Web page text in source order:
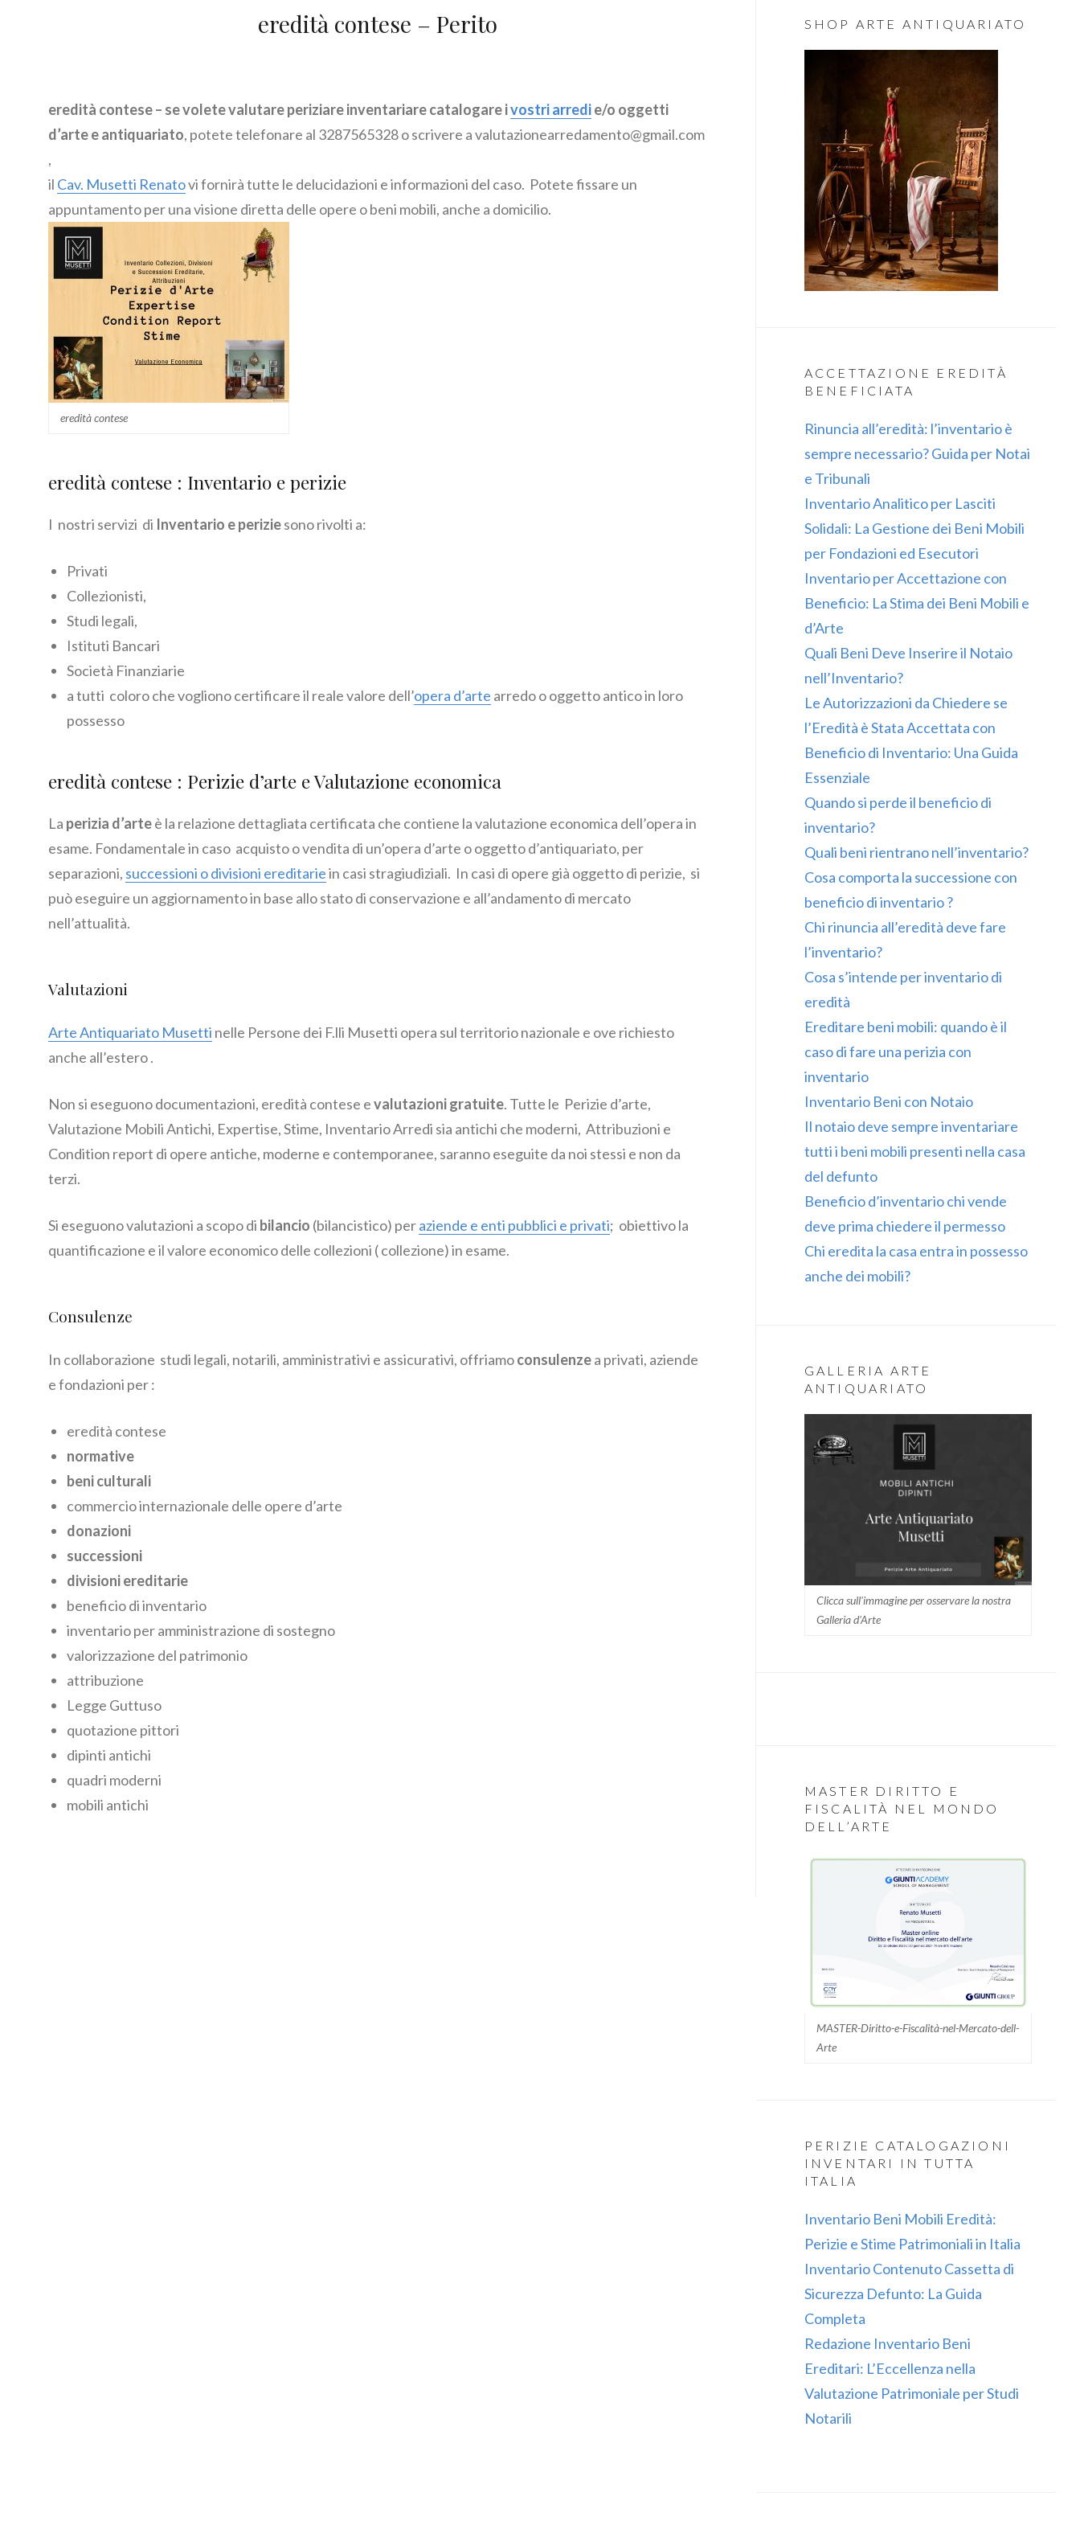
eredità contese – Perito
eredità contese – se volete valutare periziare inventariare catalogare ivostri arredie/o oggetti
d’arte e antiquariato, potete telefonare al 3287565328 o scrivere a valutazionearredamento@gmail.com
,
il Cav. Musetti Renatovi fornirà tutte le delucidazioni e informazioni del caso. Potete fissare un
appuntamento per una visione diretta delle opere o beni mobili, anche a domicilio.
eredità contese
eredità contese : Inventario e perizie
I nostri servizi di Inventario e periziesono rivolti a:
Privati
Collezionisti,
Studi legali,
Istituti Bancari
Società Finanziarie
a tutti coloro che vogliono certificare il reale valore dell’opera d’arte arredo o oggetto antico in loro
possesso
eredità contese : Perizie d’arte e Valutazione economica
La perizia d’arteè la relazione dettagliata certificata che contiene la valutazione economica dell’opera in
esame. Fondamentale in caso acquisto o vendita di un’opera d’arte o oggetto d’antiquariato, per
separazioni, successioni o divisioni ereditariein casi stragiudiziali. In casi di opere già oggetto di perizie, si
può eseguire un aggiornamento in base allo stato di conservazione e all’andamento di mercato
nell’attualità.
Valutazioni
Arte Antiquariato Musetti nelle Persone dei F.lli Musetti opera sul territorio nazionale e ove richiesto
anche all’estero .
Non si eseguono documentazioni, eredità contese evalutazioni gratuite. Tutte le Perizie d’arte,
Valutazione Mobili Antichi, Expertise, Stime, Inventario Arredi sia antichi che moderni, Attribuzioni e
Condition report di opere antiche, moderne e contemporanee, saranno eseguite da noi stessi e non da
terzi.
Si eseguono valutazioni a scopo di bilancio (bilancistico) peraziende e enti pubblici e privati; obiettivo la
quantificazione e il valore economico delle collezioni ( collezione) in esame.
Consulenze
In collaborazione studi legali, notarili, amministrativi e assicurativi, offriamoconsulenzea privati, aziende
e fondazioni per :
eredità contese
normative
beni culturali
commercio internazionale delle opere d’arte
donazioni
successioni
divisioni ereditarie
beneficio di inventario
inventario per amministrazione di sostegno
valorizzazione del patrimonio
attribuzione
Legge Guttuso
quotazione pittori
dipinti antichi
quadri moderni
mobili antichi
SHOP ARTE ANTIQUARIATO
ACCETTAZIONE EREDITÀ
BENEFICIATA
Rinuncia all’eredità: l’inventario è
sempre necessario? Guida per Notai
e Tribunali
Inventario Analitico per Lasciti
Solidali: La Gestione dei Beni Mobili
per Fondazioni ed Esecutori
Inventario per Accettazione con
Beneficio: La Stima dei Beni Mobili e
d’Arte
Quali Beni Deve Inserire il Notaio
nell’Inventario?
Le Autorizzazioni da Chiedere se
l’Eredità è Stata Accettata con
Beneficio di Inventario: Una Guida
Essenziale
Quando si perde il beneficio di
inventario?
Quali beni rientrano nell’inventario?
Cosa comporta la successione con
beneficio di inventario ?
Chi rinuncia all’eredità deve fare
l’inventario?
Cosa s’intende per inventario di
eredità
Ereditare beni mobili: quando è il
caso di fare una perizia con
inventario
Inventario Beni con Notaio
Il notaio deve sempre inventariare
tutti i beni mobili presenti nella casa
del defunto
Beneficio d’inventario chi vende
deve prima chiedere il permesso
Chi eredita la casa entra in possesso
anche dei mobili?
GALLERIA ARTE
ANTIQUARIATO
Clicca sull'immagine per osservare la nostra
Galleria d'Arte
MASTER DIRITTO E
FISCALITÀ NEL MONDO
DELL’ARTE
MASTER-Diritto-e-Fiscalità-nel-Mercato-dell-
Arte
PERIZIE CATALOGAZIONI
INVENTARI IN TUTTA
ITALIA
Inventario Beni Mobili Eredità:
Perizie e Stime Patrimoniali in Italia
Inventario Contenuto Cassetta di
Sicurezza Defunto: La Guida
Completa
Redazione Inventario Beni
Ereditari: L’Eccellenza nella
Valutazione Patrimoniale per Studi
Notarili